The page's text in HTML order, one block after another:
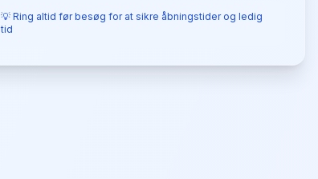
💡 Ring altid før besøg for at sikre åbningstider og ledig
tid